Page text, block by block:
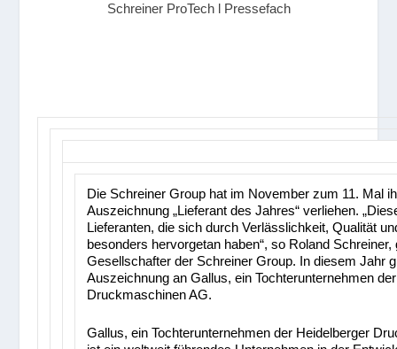
Schreiner ProTech l Pressefach
Die Schreiner Group hat im November zum 11. Mal
Auszeichnung „Lieferant des Jahres“ verliehen.
Lieferanten, die sich durch Verlässlichkeit, Qualität
besonders hervorgetan haben“, so Roland
Gesellschafter der Schreiner Group. In diesem Jahr
Auszeichnung an Gallus, ein Tochterunternehmen
Druckmaschinen AG.
Gallus, ein Tochterunternehmen der Heidelberger